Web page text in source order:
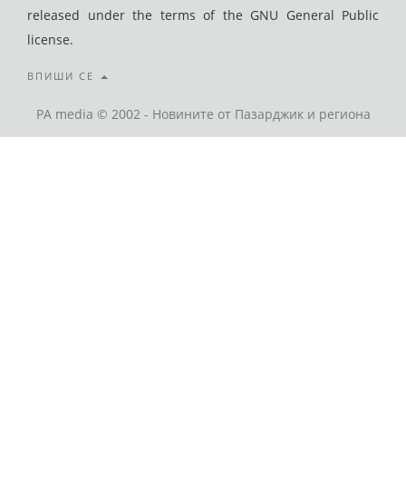
released under the terms of the GNU General Public
license.
ВПИШИ СЕ
PA media © 2002 - Новините от Пазарджик и региона